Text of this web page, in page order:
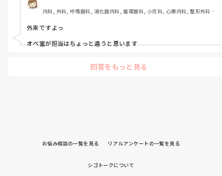
皆さんどうしてますか??
内科, 外科, 呼吸器科, 消化器内科, 循環器科, 小児科, 心療内科, 整形外科,
急科, 超急性期, ICU, CCU, HCU, その他の科, ママナース, 外来, 神経内科,
脳神経外科, NICU, 消化器外科, 一般病院, 慢性期, 回復期, 終末期, オペ室,
外来ですよっ
オペ室が担当はちょっと違うと思います
回答をもっと見る
お悩み相談の一覧を見る リアルアンケートの一覧を見る
シゴトークについて